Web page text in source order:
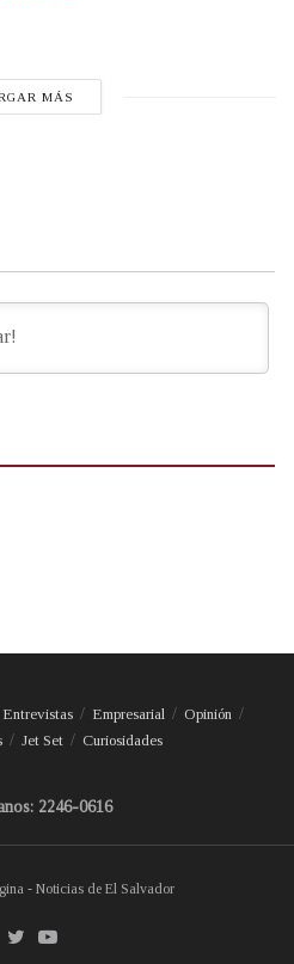
MÁS
Entrevistas Empresarial
Opinión
Jet Set Curiosidades
2246-0616
- Noticias de El Salvador